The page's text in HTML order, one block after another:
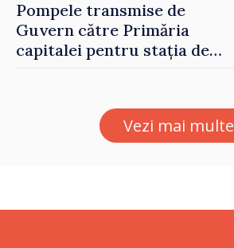
eveniment
Pompele transmise de
Guvern către Primăria
capitalei pentru stația de
puse în funcțiune
Vezi mai multe